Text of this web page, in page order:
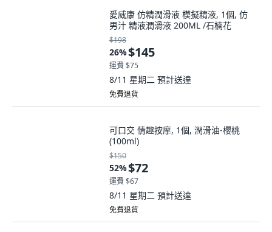
愛威康 仿精潤滑液 模擬精液, 1個, 仿
男汁 精液潤滑液 200ML /石楠花
$198
26%$145
運費 $75
8/11 星期二 預計送達
免費退貨
可口交 情趣按摩, 1個, 潤滑油-櫻桃
(100ml)
$150
52%$72
運費 $67
8/11 星期二 預計送達
免費退貨